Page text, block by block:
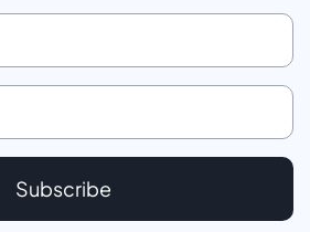
Subscribe